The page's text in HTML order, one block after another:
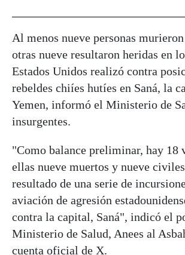
Al menos nueve personas
otras nueve resultaron heridas en
Estados Unidos realizó contra
rebeldes chiíes hutíes en Saná, la
Yemen, informó el Ministerio de
insurgentes.
"Como balance preliminar, hay 18
ellas nueve muertos y nueve
resultado de una serie de
aviación de agresión
contra la capital, Saná", indicó el
Ministerio de Salud, Anees al
cuenta oficial de X.